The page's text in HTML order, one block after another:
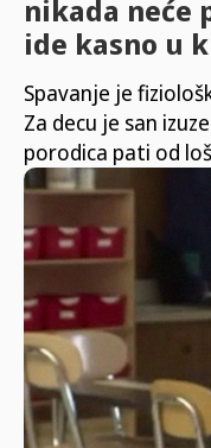
nikada neće
ide kasno u
Spavanje je
Za decu je san
porodica pati od